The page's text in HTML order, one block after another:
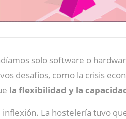
solo software o
desafíos, como la crisis
la flexibilidad y la
La hostelería tuvo